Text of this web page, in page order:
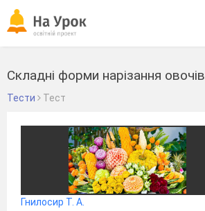
Складні форми нарізання овочів
Тести Тест
Гнилосир Т. А.